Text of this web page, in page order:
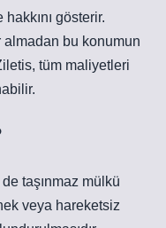
gösterir.
almadan bu konumun
tüm maliyetleri
taşınmaz mülkü
veya hareketsiz